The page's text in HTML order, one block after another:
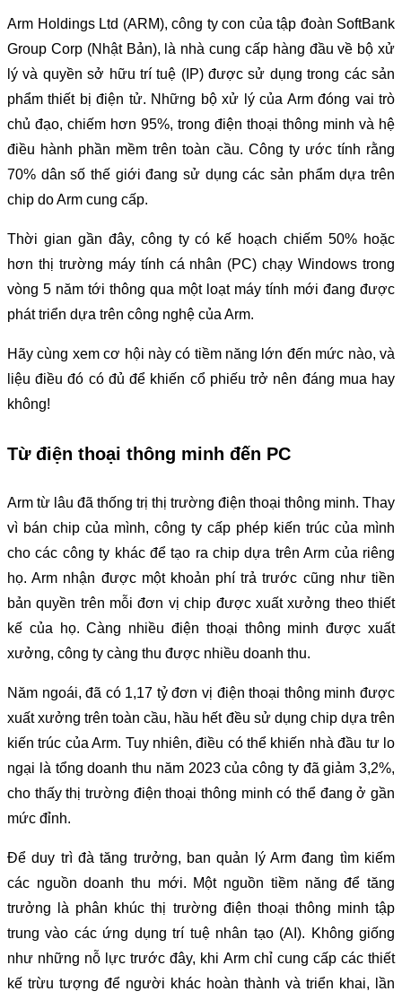
Arm Holdings Ltd (ARM), công ty con của tập đoàn SoftBank
Group Corp (Nhật Bản), là nhà cung cấp hàng đầu về bộ xử
lý và quyền sở hữu trí tuệ (IP) được sử dụng trong các sản
phẩm thiết bị điện tử. Những bộ xử lý của Arm đóng vai trò
chủ đạo, chiếm hơn 95%, trong điện thoại thông minh và hệ
điều hành phần mềm trên toàn cầu. Công ty ước tính rằng
70% dân số thế giới đang sử dụng các sản phẩm dựa trên
chip do Arm cung cấp.
Thời gian gần đây, công ty có kế hoạch chiếm 50% hoặc
hơn thị trường máy tính cá nhân (PC) chạy Windows trong
vòng 5 năm tới thông qua một loạt máy tính mới đang được
phát triển dựa trên công nghệ của Arm.
Hãy cùng xem cơ hội này có tiềm năng lớn đến mức nào, và
liệu điều đó có đủ để khiến cổ phiếu trở nên đáng mua hay
không!
Từ điện thoại thông minh đến PC
Arm từ lâu đã thống trị thị trường điện thoại thông minh. Thay
vì bán chip của mình, công ty cấp phép kiến ​​trúc của mình
cho các công ty khác để tạo ra chip dựa trên Arm của riêng
họ. Arm nhận được một khoản phí trả trước cũng như tiền
bản quyền trên mỗi đơn vị chip được xuất xưởng theo thiết
kế của họ. Càng nhiều điện thoại thông minh được xuất
xưởng, công ty càng thu được nhiều doanh thu.
Năm ngoái, đã có 1,17 tỷ đơn vị điện thoại thông minh được
xuất xưởng trên toàn cầu, hầu hết đều sử dụng chip dựa trên
kiến ​​trúc của Arm. Tuy nhiên, điều có thể khiến nhà đầu tư lo
ngại là tổng doanh thu năm 2023 của công ty đã giảm 3,2%,
cho thấy thị trường điện thoại thông minh có thể đang ở gần
mức đỉnh.
Để duy trì đà tăng trưởng, ban quản lý Arm đang tìm kiếm
các nguồn doanh thu mới. Một nguồn tiềm năng để tăng
trưởng là phân khúc thị trường điện thoại thông minh tập
trung vào các ứng dụng trí tuệ nhân tạo (AI). Không giống
như những nỗ lực trước đây, khi Arm chỉ cung cấp các thiết
kế trừu tượng để người khác hoàn thành và triển khai, lần